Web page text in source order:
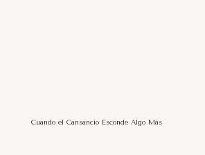
Cuando el Cansancio Esconde Algo Más